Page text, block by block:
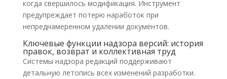
когда свершилось модификация. Инструмент
предупреждает потерю наработок при
непреднамеренном удалении документов.
Ключевые функции надзора версий: история
правок, возврат и коллективная труд
Системы надзора редакций поддерживают
детальную летопись всех изменений разработки.